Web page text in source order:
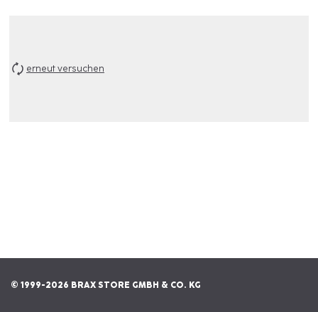
erneut versuchen
© 1999-2026 BRAX STORE GMBH & CO. KG